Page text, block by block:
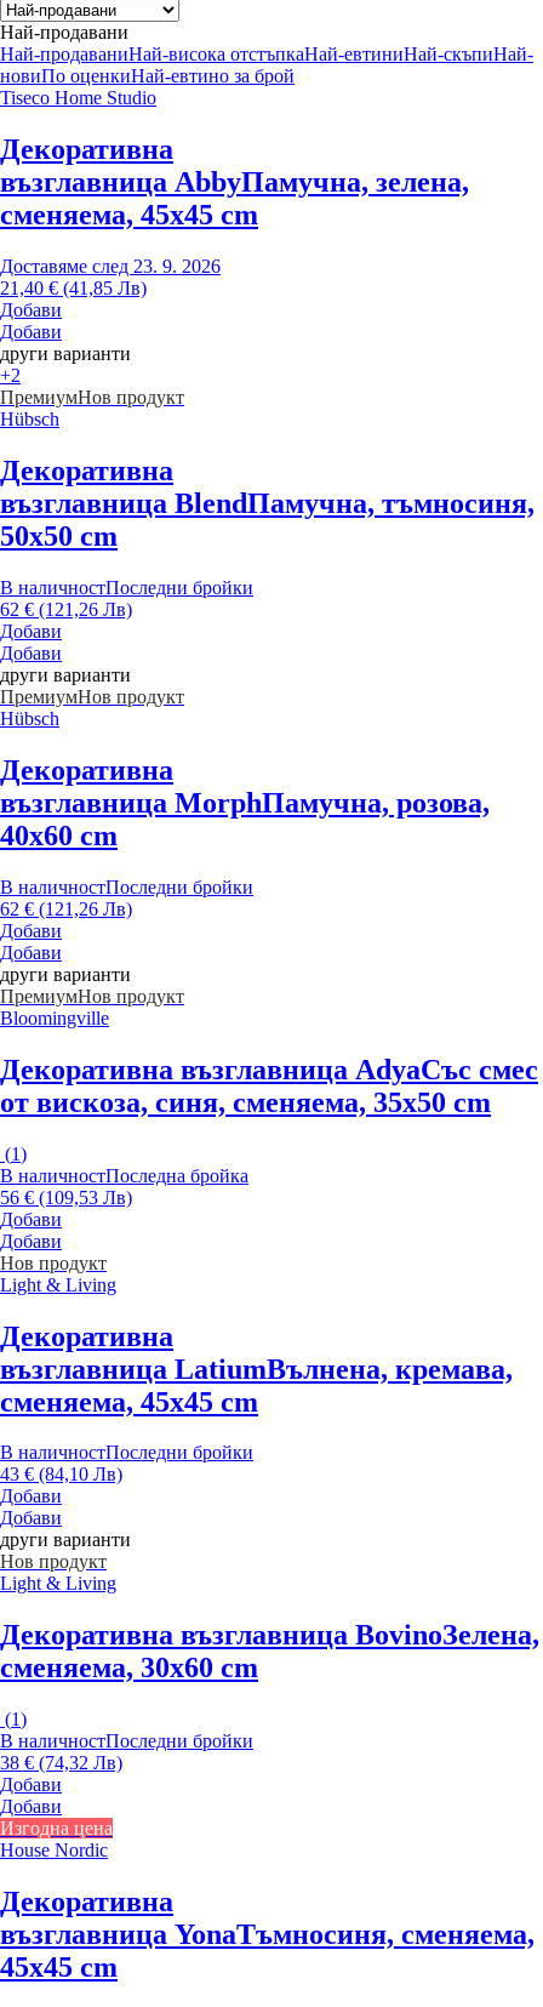
Най-продавани
Най-продаваниНай-висока отстъпкаНай-евтиниНай-скъпиНай-
новиПо оценкиНай-евтино за брой
Tiseco Home Studio
Декоративна
възглавница AbbyПамучна, зелена,
сменяема, 45x45 cm
Доставяме след 23. 9. 2026
21,40 € (41,85 Лв)
Добави
Добави
други варианти
+2
ПремиумНов продукт
Hübsch
Декоративна
възглавница BlendПамучна, тъмносиня,
50x50 cm
В наличностПоследни бройки
62 € (121,26 Лв)
Добави
Добави
други варианти
ПремиумНов продукт
Hübsch
Декоративна
възглавница MorphПамучна, розова,
40x60 cm
В наличностПоследни бройки
62 € (121,26 Лв)
Добави
Добави
други варианти
ПремиумНов продукт
Bloomingville
Декоративна възглавница AdyaСъс смес
от вискоза, синя, сменяема, 35x50 cm
(1)
В наличностПоследна бройка
56 € (109,53 Лв)
Добави
Добави
Нов продукт
Light & Living
Декоративна
възглавница LatiumВълнена, кремава,
сменяема, 45x45 cm
В наличностПоследни бройки
43 € (84,10 Лв)
Добави
Добави
други варианти
Нов продукт
Light & Living
Декоративна възглавница BovinoЗелена,
сменяема, 30x60 cm
(1)
В наличностПоследни бройки
38 € (74,32 Лв)
Добави
Добави
Изгодна цена
House Nordic
Декоративна
възглавница YonaТъмносиня, сменяема,
45x45 cm